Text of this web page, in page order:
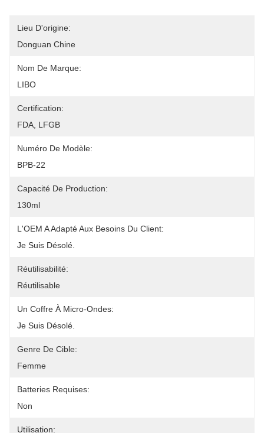
Lieu D'origine:
Donguan Chine
Nom De Marque:
LIBO
Certification:
FDA, LFGB
Numéro De Modèle:
BPB-22
Capacité De Production:
130ml
L'OEM A Adapté Aux Besoins Du Client:
Je Suis Désolé.
Réutilisabilité:
Réutilisable
Un Coffre À Micro-Ondes:
Je Suis Désolé.
Genre De Cible:
Femme
Batteries Requises:
Non
Utilisation: